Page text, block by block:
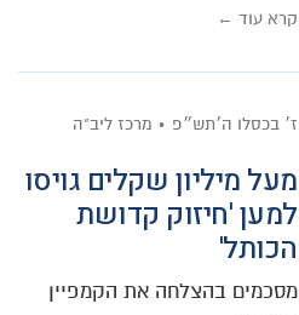
קרא עוד ←
ז׳ בכסלו ה׳תש״פ מרכז ליב"ה
מעל מיליון שקלים גויסו
למען 'חיזוק קדושת
הכותל'
מסכמים בהצלחה את הקמפיין